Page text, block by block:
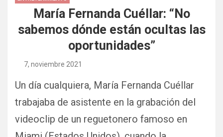
María Fernanda Cuéllar: “No
sabemos dónde están ocultas las
oportunidades”
7, noviembre 2021
Un día cualquiera, María Fernanda Cuéllar
trabajaba de asistente en la grabación del
videoclip de un reguetonero famoso en